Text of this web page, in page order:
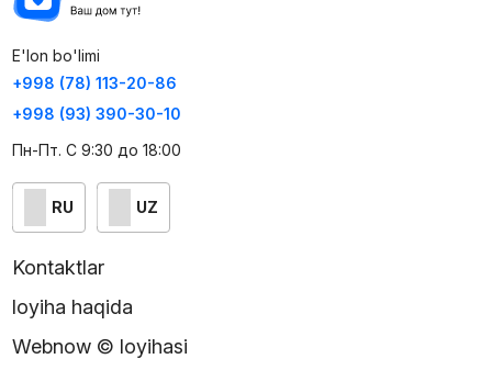
E'lon bo'limi
+998 (78) 113-20-86
+998 (93) 390-30-10
Пн-Пт. С 9:30 до 18:00
RU UZ
Kontaktlar
loyiha haqida
Webnow © loyihasi